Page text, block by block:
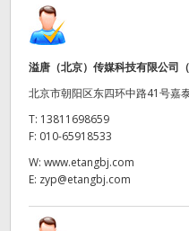
United States
溢唐（北京）传媒科技有限公司
北京市朝阳区东四环中路41号嘉
T: 13811698659
F: 010-65918533
W: www.etangbj.com
E: zyp@etangbj.com